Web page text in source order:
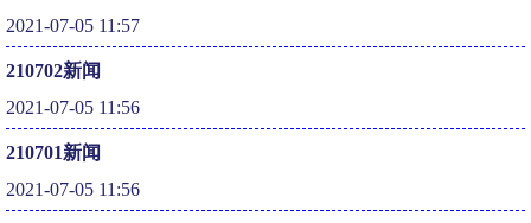
2021-07-05 11:57
210702新闻
2021-07-05 11:56
210701新闻
2021-07-05 11:56